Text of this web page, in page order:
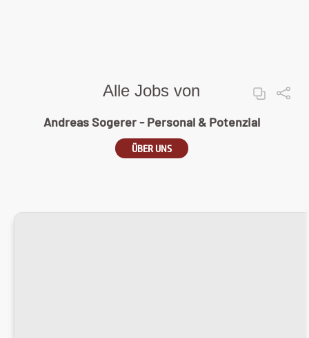
Alle Jobs von
Andreas Sogerer - Personal & Potenzial
ÜBER UNS